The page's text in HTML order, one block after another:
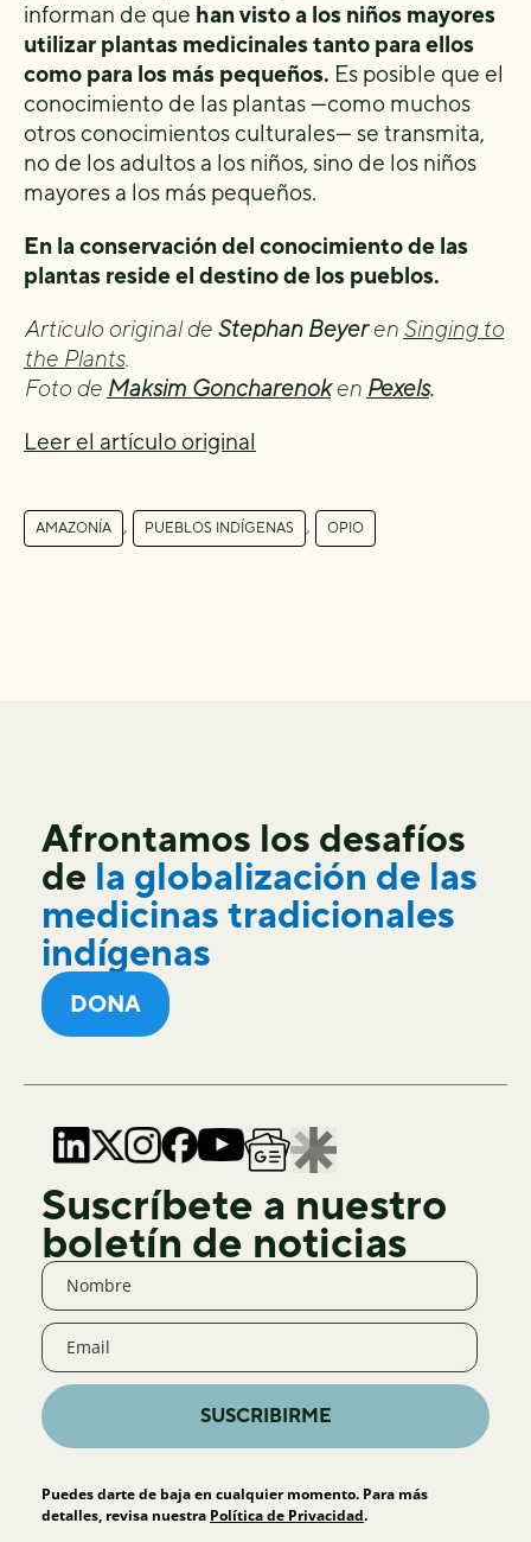
informan de que han visto a los niños mayores
utilizar plantas medicinales tanto para ellos
como para los más pequeños. Es posible que el
conocimiento de las plantas —como muchos
otros conocimientos culturales— se transmita,
no de los adultos a los niños, sino de los niños
mayores a los más pequeños.
En la conservación del conocimiento de las
plantas reside el destino de los pueblos.
Artículo original de Stephan Beyeren Singing to
the Plants.
Foto de Maksim Goncharenoken Pexels.
Leer el artículo original
AMAZONÍA , PUEBLOS INDÍGENAS , OPIO
Afrontamos los desafíos
de la globalización de las
medicinas tradicionales
indígenas
DONA
Suscríbete a nuestro
boletín de noticias
SUSCRIBIRME
Puedes darte de baja en cualquier momento. Para más
detalles, revisa nuestra Política de Privacidad.